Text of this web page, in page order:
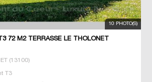
10 PHOTO(S)
72 M2 TERRASSE LE THOLONET
(13100)
T3